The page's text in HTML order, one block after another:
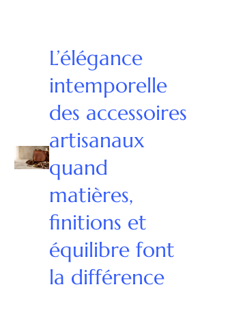
L’élégance
intemporelle
des accessoires
artisanaux
quand
matières,
finitions et
équilibre font
la différence